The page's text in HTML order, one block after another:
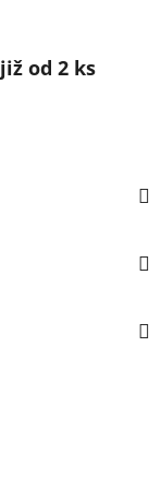
od 2 ks